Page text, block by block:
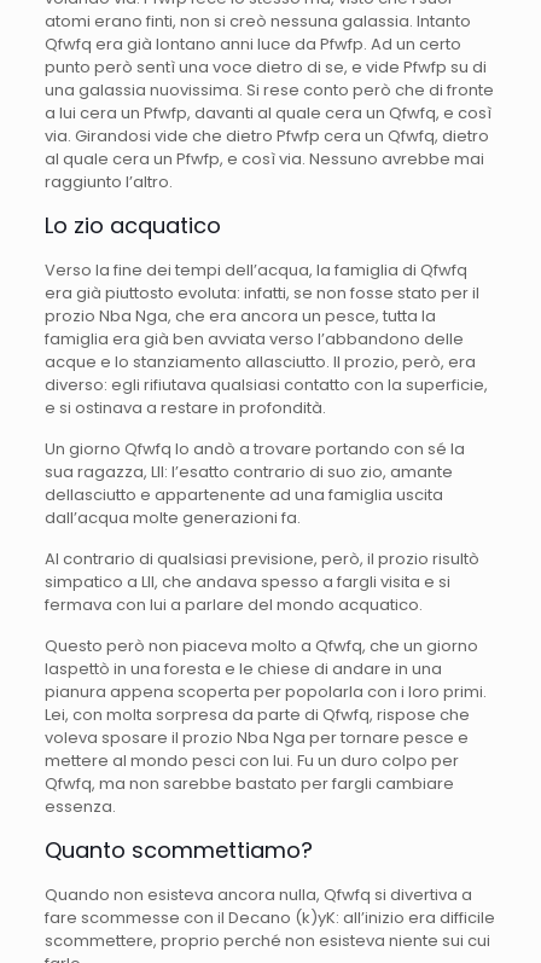
atomi erano finti, non si creò nessuna galassia. Intanto
Qfwfq era già lontano anni luce da Pfwfp. Ad un certo
punto però sentì una voce dietro di se, e vide Pfwfp su di
una galassia nuovissima. Si rese conto però che di fronte
a lui cera un Pfwfp, davanti al quale cera un Qfwfq, e così
via. Girandosi vide che dietro Pfwfp cera un Qfwfq, dietro
al quale cera un Pfwfp, e così via. Nessuno avrebbe mai
raggiunto l’altro.
Lo zio acquatico
Verso la fine dei tempi dell’acqua, la famiglia di Qfwfq
era già piuttosto evoluta: infatti, se non fosse stato per il
prozio Nba Nga, che era ancora un pesce, tutta la
famiglia era già ben avviata verso l’abbandono delle
acque e lo stanziamento allasciutto. Il prozio, però, era
diverso: egli rifiutava qualsiasi contatto con la superficie,
e si ostinava a restare in profondità.
Un giorno Qfwfq lo andò a trovare portando con sé la
sua ragazza, Lll: l’esatto contrario di suo zio, amante
dellasciutto e appartenente ad una famiglia uscita
dall’acqua molte generazioni fa.
Al contrario di qualsiasi previsione, però, il prozio risultò
simpatico a Lll, che andava spesso a fargli visita e si
fermava con lui a parlare del mondo acquatico.
Questo però non piaceva molto a Qfwfq, che un giorno
laspettò in una foresta e le chiese di andare in una
pianura appena scoperta per popolarla con i loro primi.
Lei, con molta sorpresa da parte di Qfwfq, rispose che
voleva sposare il prozio Nba Nga per tornare pesce e
mettere al mondo pesci con lui. Fu un duro colpo per
Qfwfq, ma non sarebbe bastato per fargli cambiare
essenza.
Quanto scommettiamo?
Quando non esisteva ancora nulla, Qfwfq si divertiva a
fare scommesse con il Decano (k)yK: all’inizio era difficile
scommettere, proprio perché non esisteva niente sui cui